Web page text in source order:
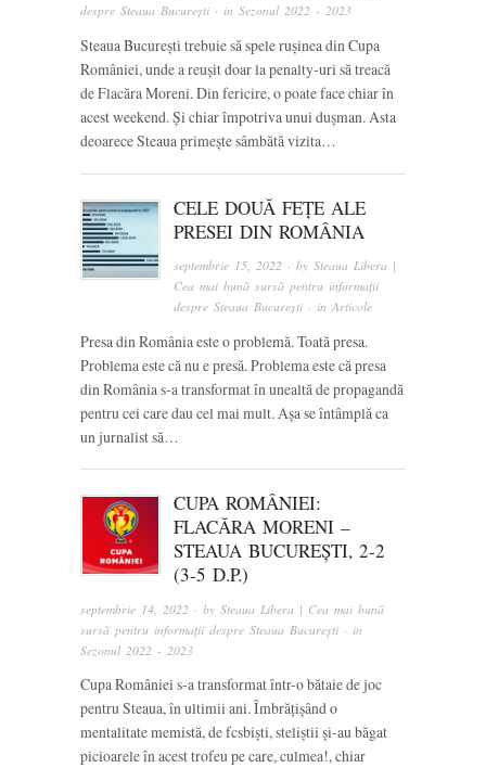
despre Steaua București · in Sezonul 2022 - 2023
Steaua București trebuie să spele rușinea din Cupa
României, unde a reușit doar la penalty-uri să treacă
de Flacăra Moreni. Din fericire, o poate face chiar în
acest weekend. Și chiar împotriva unui dușman. Asta
deoarece Steaua primește sâmbătă vizita…
CELE DOUĂ FEȚE ALE
PRESEI DIN ROMÂNIA
septembrie 15, 2022 · bySteaua Libera |
Cea mai bună sursă pentru informații
despre Steaua București · inArticole
Presa din România este o problemă. Toată presa.
Problema este că nu e presă. Problema este că presa
din România s-a transformat în unealtă de propagandă
pentru cei care dau cel mai mult. Așa se întâmplă ca
un jurnalist să…
CUPA ROMÂNIEI:
FLACĂRA MORENI –
STEAUA BUCUREȘTI, 2-2
(3-5 D.P.)
septembrie 14, 2022 · by Steaua Libera | Cea mai bună
sursă pentru informații despre Steaua București · in
Sezonul 2022 - 2023
Cupa României s-a transformat într-o bătaie de joc
pentru Steaua, în ultimii ani. Îmbrățișând o
mentalitate memistă, de fcsbiști, steliștii și-au băgat
picioarele în acest trofeu pe care, culmea!, chiar